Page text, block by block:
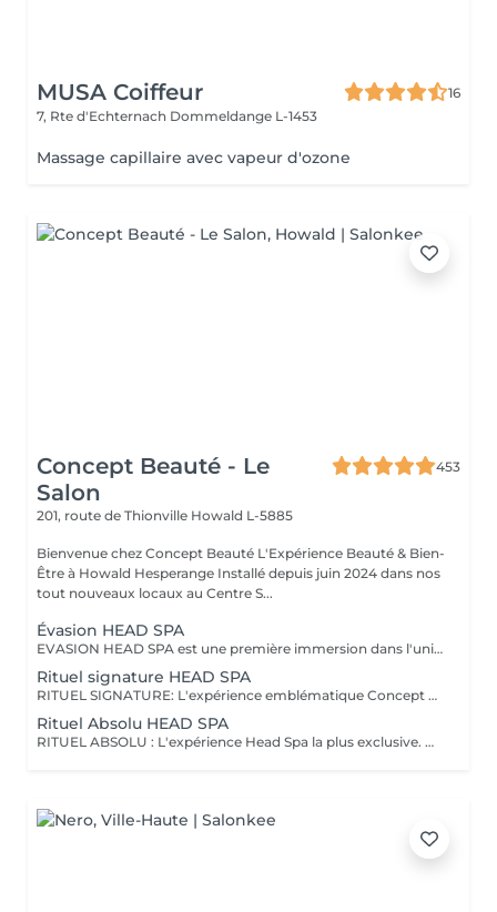
MUSA Coiffeur
16
7, Rte d'Echternach Dommeldange L-1453
Massage capillaire avec vapeur d'ozone
Concept Beauté - Le
Salon
453
201, route de Thionville Howald L-5885
Bienvenue chez Concept Beauté L'Expérience Beauté & Bien-
Être à Howald Hesperange Installé depuis juin 2024 dans nos
tout nouveaux locaux au Centre S...
Évasion HEAD SPA
EVASION HEAD SPA est une première immersion dans l'univers du Head Spa. Ce rituel découverte vous invite à relâcher les tensions accumulées grâce à un massage du cuir chevelu associé à une expérience sensorielle autour de l'eau et à un soin adapté. Idéal pour découvrir les bienfaits du Head Spa et s'offrir un véritable moment de détente. Coiffage ou brushing inclus. DECOUVREZ NOTRE UNIVERS HEAD SPA, une expérience unique alliant relaxation profonde, soin du cuir chevelu et beauté du cheveu. Inspirés des rituels de bien-être japonais, nos soins Head Spa sont conçus pour procurer un véritable moment de déconnexion tout en prenant soin de vos cheveux et de votre cuir chevelu. Chaque rituel associe des techniques de massage relaxantes, un travail autour de l'eau, des soins professionnels adaptés et se termine par un coiffage ou un brushing afin que vous repartiez détendue et sublimée. Accordez-vous une parenthèse hors du temps et choisissez le rituel qui correspond à vos envies.
Rituel signature HEAD SPA
RITUEL SIGNATURE: L'expérience emblématique Concept Beauté. Un rituel complet alliant bien-être, soin du cuir chevelu, beauté du cheveu et coiffage personnalisé. DECOUVREZ NOTRE UNIVERS HEAD SPA, une expérience unique alliant relaxation profonde, soin du cuir chevelu et beauté du cheveu. Inspirés des rituels de bien-être japonais, nos soins Head Spa sont conçus pour procurer un véritable moment de déconnexion tout en prenant soin de vos cheveux et de votre cuir chevelu. Chaque rituel associe des techniques de massage relaxantes, un travail autour de l'eau, des soins professionnels adaptés et se termine par un coiffage ou un brushing afin que vous repartiez détendue et sublimée. Accordez-vous une parenthèse hors du temps et choisissez le rituel qui correspond à vos envies.
Rituel Absolu HEAD SPA
RITUEL ABSOLU : L'expérience Head Spa la plus exclusive. Un voyage sensoriel profond associant relaxation intense, soins experts et mise en beauté complète des cheveux. DECOUVREZ NOTRE UNIVERS HEAD SPA, une expérience unique alliant relaxation profonde, soin du cuir chevelu et beauté du cheveu. Inspirés des rituels de bien-être japonais, nos soins Head Spa sont conçus pour procurer un véritable moment de déconnexion tout en prenant soin de vos cheveux et de votre cuir chevelu. Chaque rituel associe des techniques de massage relaxantes, un travail autour de l'eau, des soins professionnels adaptés et se termine par un coiffage ou un brushing afin que vous repartiez détendue et sublimée. Accordez-vous une parenthèse hors du temps et choisissez le rituel qui correspond à vos envies.